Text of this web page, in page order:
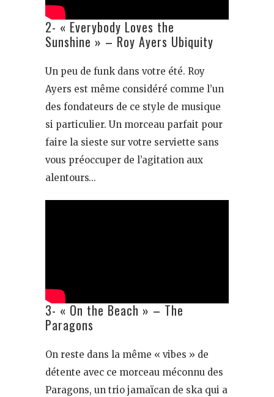
2- « Everybody Loves the
Sunshine » – Roy Ayers Ubiquity
Un peu de funk dans votre été. Roy
Ayers est même considéré comme l’un
des fondateurs de ce style de musique
si particulier. Un morceau parfait pour
faire la sieste sur votre serviette sans
vous préoccuper de l’agitation aux
alentours…
3- « On the Beach » – The
Paragons
On reste dans la même « vibes » de
détente avec ce morceau méconnu des
Paragons, un trio jamaïcan de ska qui a